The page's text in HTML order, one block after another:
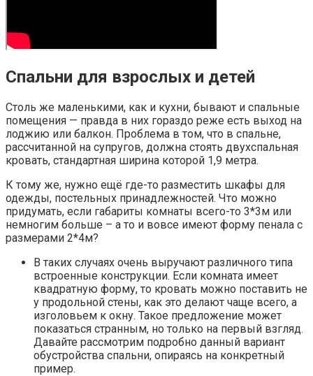
Спальни для взрослых и детей
Столь же маленькими, как и кухни, бывают и спальные
помещения — правда в них гораздо реже есть выход на
лоджию или балкон. Проблема в том, что в спальне,
рассчитанной на супругов, должна стоять двухспальная
кровать, стандартная ширина которой 1,9 метра.
К тому же, нужно ещё где-то разместить шкафы для
одежды, постельных принадлежностей. Что можно
придумать, если габариты комнаты всего-то 3*3м или
немногим больше – а то и вовсе имеют форму пенала с
размерами 2*4м?
В таких случаях очень выручают различного типа
встроенные конструкции. Если комната имеет
квадратную форму, то кровать можно поставить не
у продольной стены, как это делают чаще всего, а
изголовьем к окну. Такое предложение может
показаться странным, но только на первый взгляд.
Давайте рассмотрим подробно данный вариант
обустройства спальни, опираясь на конкретный
пример.